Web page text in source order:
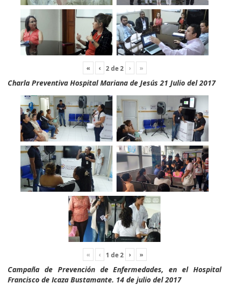
« ‹ 2de2 › »
Charla Preventiva Hospital Mariana de Jesús 21 Julio del 2017
« ‹ 1 de2 › »
Campaña de Prevención de Enfermedades, en el Hospital
Francisco de Icaza Bustamante. 14 de julio del 2017